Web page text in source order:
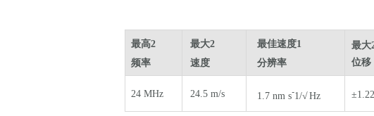
最高2
频率
最大2
速度
最佳速度1
分辨率
最大
位移
24 MHz 24.5 m/s 1.7 nm s-1/√Hz